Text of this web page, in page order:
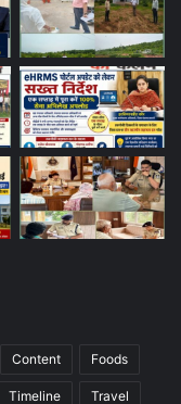
Content Foods
Timeline Travel